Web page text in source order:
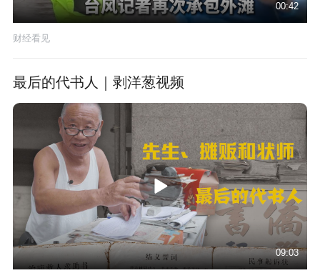
00:42
财经看见
最后的代书人｜剥洋葱视频
09:03